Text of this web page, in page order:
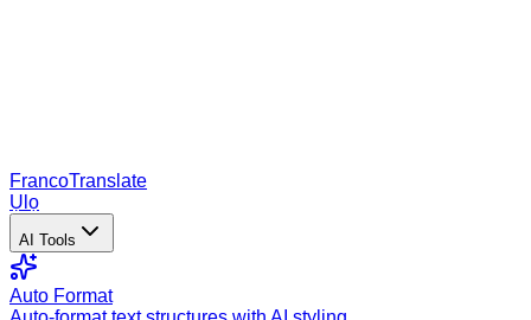
FrancoTranslate
Ụlọ
AI Tools
Auto Format